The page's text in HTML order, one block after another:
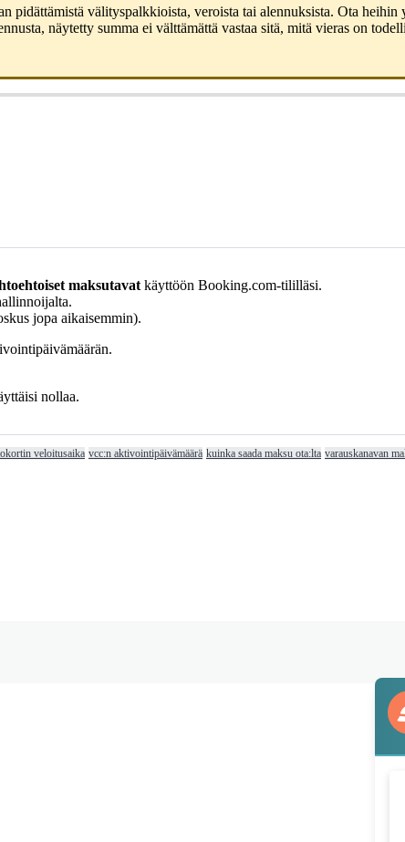
pidättämistä välityspalkkioista, veroista tai alennuksista. Ota heihin
, näytetty summa ei välttämättä vastaa sitä, mitä vieras on
maksutavat käyttöön Booking.com-tililläsi.
.
jopa aikaisemmin).
äivämäärän.
yttäisi nollaa.
veloitusaika vcc:n aktivointipäivämäärä kuinka saada maksu ota:lta varauskanavan